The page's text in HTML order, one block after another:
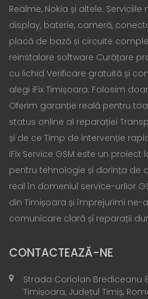
Realme, Nokia și altele.
display, baterie, cameră,
placă de bază și circuite
reinstalare software Curățare
cu lichid Verificare gratuită și
alegi iFix Timișoara: Folosim
Oferim garanție reală pentru
status online al reparației
și de ce Timp de intervenție
iFix Service GSM este un
pentru tehnologie și dorința de
real în domeniul service-urilor
din Timișoara și împrejurimi ne-
comunicare clară și reparații
CONTACTEAZĂ-NE
Strada Coriolan Brediceanu
Timișoara, Județul Timiș,